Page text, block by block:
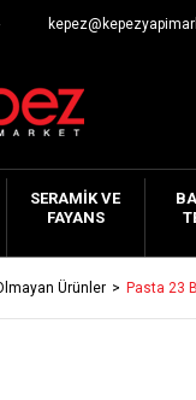
SERAMIK VE
FAYANS
Ürünler Pasta 23